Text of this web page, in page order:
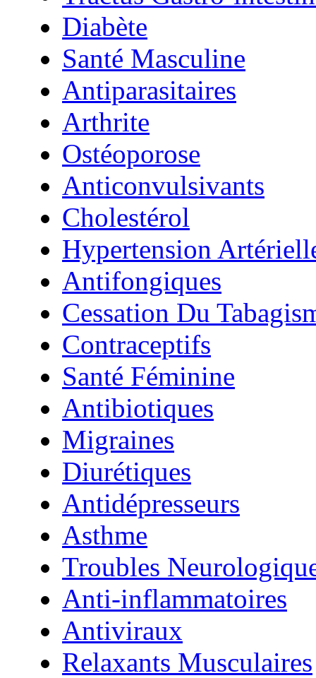
Diabète
Santé Masculine
Antiparasitaires
Arthrite
Ostéoporose
Anticonvulsivants
Cholestérol
Hypertension
Antifongiques
Cessation Du
Contraceptifs
Santé Féminine
Antibiotiques
Migraines
Diurétiques
Antidépresseurs
Asthme
Troubles
Anti-inflammatoires
Antiviraux
Relaxants Musculaires